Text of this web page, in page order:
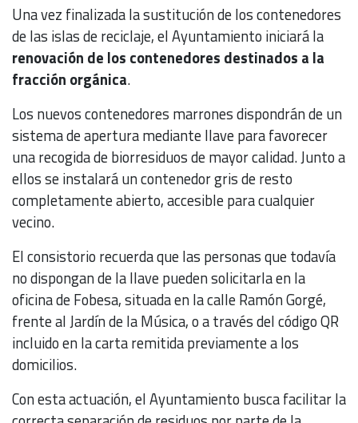
Una vez finalizada la sustitución de los contenedores
de las islas de reciclaje, el Ayuntamiento iniciará la
renovación de los contenedores destinados a la
fracción orgánica.
Los nuevos contenedores marrones dispondrán de un
sistema de apertura mediante llave para favorecer
una recogida de biorresiduos de mayor calidad. Junto a
ellos se instalará un contenedor gris de resto
completamente abierto, accesible para cualquier
vecino.
El consistorio recuerda que las personas que todavía
no dispongan de la llave pueden solicitarla en la
oficina de Fobesa, situada en la calle Ramón Gorgé,
frente al Jardín de la Música, o a través del código QR
incluido en la carta remitida previamente a los
domicilios.
Con esta actuación, el Ayuntamiento busca facilitar la